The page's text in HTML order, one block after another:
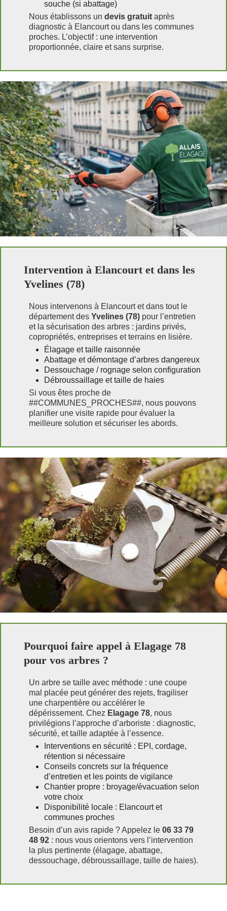
souche (si abattage)
Nous établissons un devis gratuit après
diagnostic à Elancourt ou dans les communes
proches. L’objectif : une intervention
proportionnée, claire et sans surprise.
Intervention à Elancourt et dans les
Yvelines (78)
Nous intervenons à Elancourt et dans tout le
département des Yvelines (78) pour l’entretien
et la sécurisation des arbres : jardins privés,
copropriétés, entreprises et terrains en lisière.
Élagage et taille raisonnée
Abattage et démontage d’arbres dangereux
Dessouchage / rognage selon configuration
Débroussaillage et taille de haies
Si vous êtes proche de
##COMMUNES_PROCHES##, nous pouvons
planifier une visite rapide pour évaluer la
meilleure solution et sécuriser les abords.
Pourquoi faire appel à Elagage 78
pour vos arbres ?
Un arbre se taille avec méthode : une coupe
mal placée peut générer des rejets, fragiliser
une charpentière ou accélérer le
dépérissement. Chez Elagage 78, nous
privilégions l’approche d’arboriste : diagnostic,
sécurité, et taille adaptée à l’essence.
Interventions en sécurité : EPI, cordage,
rétention si nécessaire
Conseils concrets sur la fréquence
d’entretien et les points de vigilance
Chantier propre : broyage/évacuation selon
votre choix
Disponibilité locale : Elancourt et
communes proches
Besoin d’un avis rapide ? Appelez le 06 33 79
48 92 : nous vous orientons vers l’intervention
la plus pertinente (élagage, abattage,
dessouchage, débroussaillage, taille de haies).